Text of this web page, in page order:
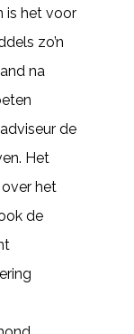
is het voor
zo’n
na
de
Het
het
de